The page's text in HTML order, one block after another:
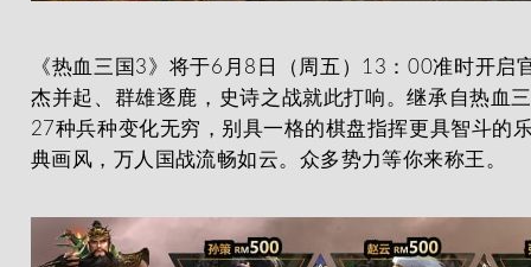
《热血三国3》将于6月8日（周五）13：00准时开启
杰并起、群雄逐鹿，史诗之战就此打响。继承自热血
27种兵种变化无穷，别具一格的棋盘指挥更具智斗的
典画风，万人国战流畅如云。众多势力等你来称王。